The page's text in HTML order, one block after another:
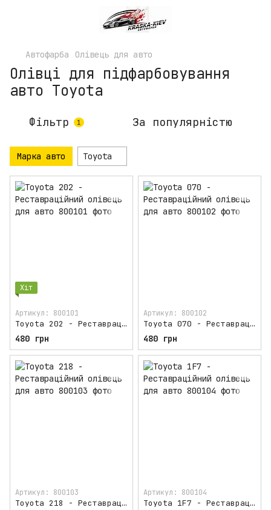
Автофарба Олівець для авто
Олівці для підфарбовування
авто Toyota
Фільтр 1 За популярністю
Марка авто Toyota
Хіт
Артикул: 800101
Toyota 202 - Реставраційний олівець для авто
480 грн
Артикул: 800102
Toyota 070 - Реставраційний олівець для авто
480 грн
Артикул: 800103
Toyota 218 - Реставраційний олівець для авто
Артикул: 800104
Toyota 1F7 - Реставраційний олівець для авто